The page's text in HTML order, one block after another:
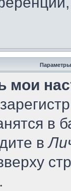
Параметры
мои
в
в